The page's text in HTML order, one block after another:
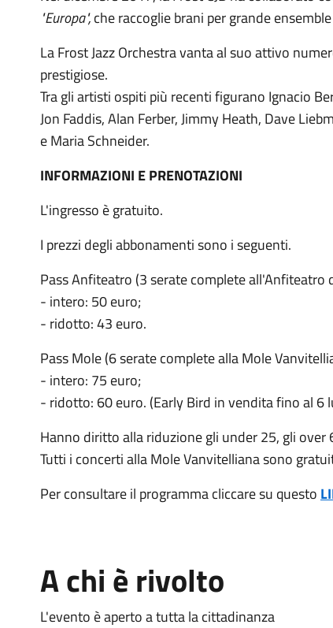
"Europa",che raccoglie brani per grande
La Frost Jazz Orchestra vanta al suo attivo
prestigiose.
Tra gli artisti ospiti più recenti figurano Ignacio
Jon Faddis, Alan Ferber, Jimmy Heath, Dave
e Maria Schneider.
INFORMAZIONI E PRENOTAZIONI
L'ingresso è gratuito.
I prezzi degli abbonamenti sono i seguenti.
Pass Anfiteatro (3 serate complete all'Anfiteatro
- intero: 50 euro;
- ridotto: 43 euro.
Pass Mole (6 serate complete alla Mole
- intero: 75 euro;
- ridotto: 60 euro. (Early Bird in vendita fino al 6
Hanno diritto alla riduzione gli under 25, gli over
Tutti i concerti alla Mole Vanvitelliana sono
Per consultare il programma cliccare su questo
A chi è rivolto
L'evento è aperto a tutta la cittadinanza